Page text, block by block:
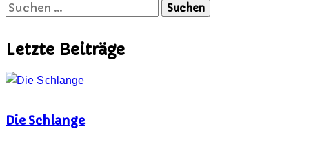
Suchen
Letzte Beiträge
Die Schlange